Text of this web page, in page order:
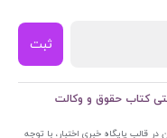
ثبت
کتاب حقوق و وکالت
قالب پایگاه خبری اختبار، با توجه